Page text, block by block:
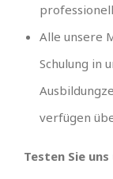
Alle unsere
Schulung in
verfügen
Testen Sie